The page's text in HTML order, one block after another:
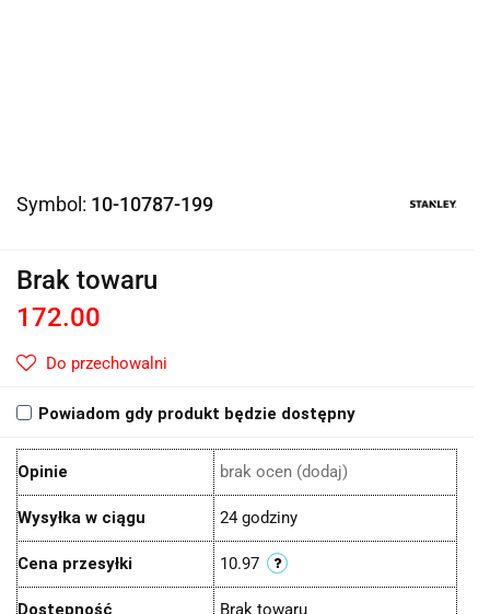
Symbol: 10-10787-199
Brak towaru
172.00
Do przechowalni
Powiadom gdy produkt będzie dostępny
Opinie brak ocen (dodaj)
Wysyłka w ciągu 24 godziny
Cena przesyłki 10.97
Dostępność Brak towaru